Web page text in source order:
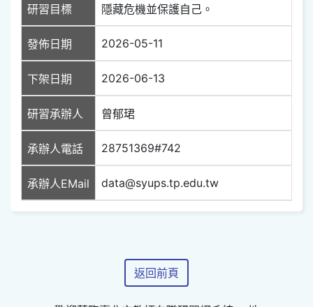
研習目標
隱藏危機並保護自己。
發佈日期 2026-05-11
下架日期 2026-06-13
研習承辦人 曾郁珺
承辦人電話 28751369#742
承辦人EMail data@syups.tp.edu.tw
返回前頁